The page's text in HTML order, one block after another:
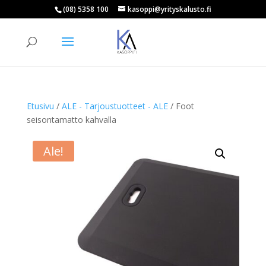
(08) 5358 100 kasoppi@yrityskalusto.fi
Etusivu / ALE - Tarjoustuotteet - ALE/ Foot
seisontamatto kahvalla
Ale!